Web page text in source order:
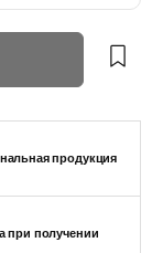
продукция
при получении